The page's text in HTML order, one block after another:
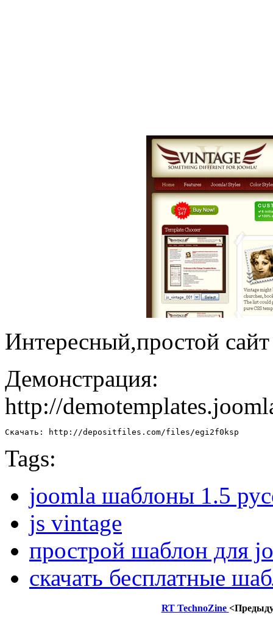
Интересный,простой
Демонстрация:
http://
Скачать: http://depositfiles.com/files/egi2f0ksp
Tags:
joomla шаблоны 1.5
js vintage
прострой шаблон для
скачать бесплатные
RT TechnoZine